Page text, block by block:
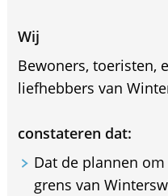
Wij
Bewoners, toeristen,
liefhebbers van
constateren dat:
Dat de plannen
grens van